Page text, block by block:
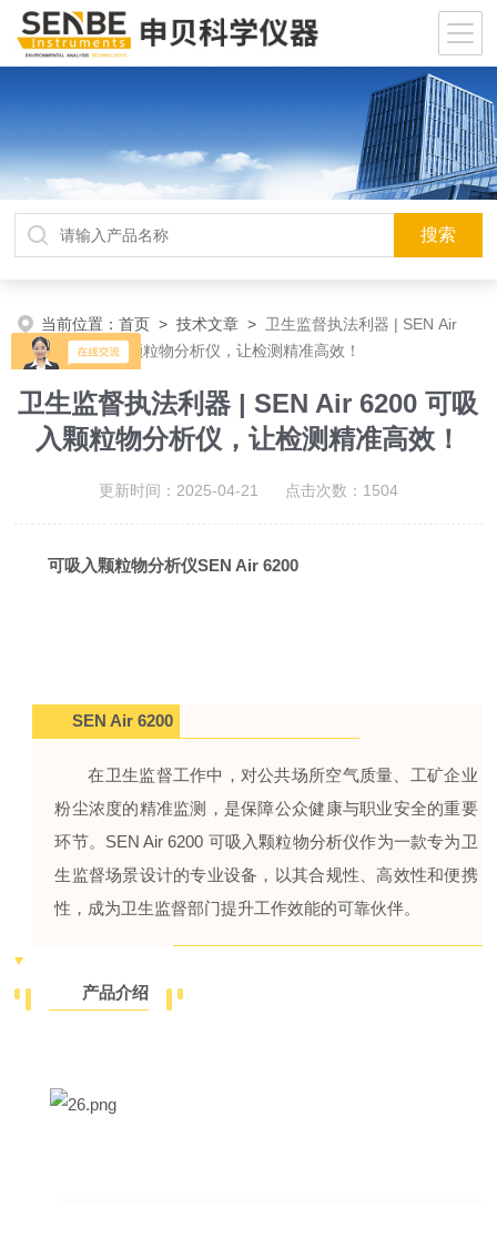
当前位置：首页 >技术文章 > 卫生监督执法利器 | SEN Air
6200 可吸入颗粒物分析仪，让检测精准高效！
卫生监督执法利器 | SEN Air 6200 可吸
入颗粒物分析仪，让检测精准高效！
更新时间：2025-04-21 点击次数：1504
可吸入颗粒物分析仪SEN Air 6200
SEN Air 6200
在卫生监督工作中，对公共场所空气质量、工矿企业
粉尘浓度的精准监测，是保障公众健康与职业安全的重要
环节。SEN Air 6200 可吸入颗粒物分析仪作为一款专为卫
生监督场景设计的专业设备，以其合规性、高效性和便携
性，成为卫生监督部门提升工作效能的可靠伙伴。
产品介绍